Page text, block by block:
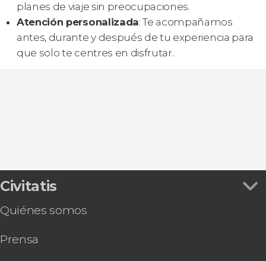
planes de viaje sin preocupaciones.
Atención personalizada: Te acompañamos
antes, durante y después de tu experiencia para
que solo te centres en disfrutar.
Civitatis
Quiénes somos
Prensa